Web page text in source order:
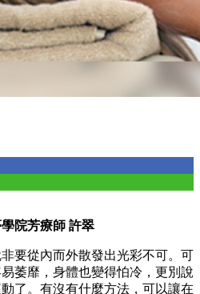
院芳療師 許翠
要從內而外散發出光彩不可。可
萎靡，身體也變得怕冷，更別說
了。有沒有什麼方法，可以讓在